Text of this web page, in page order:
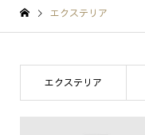
エクステリア
エクステリア